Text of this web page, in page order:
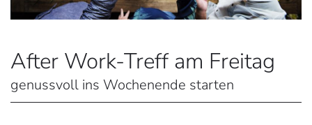
After Work-Treff am Freitag
genussvoll ins Wochenende starten